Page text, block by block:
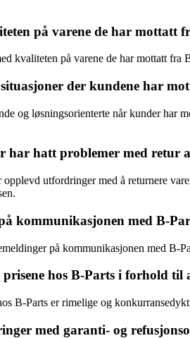
på varene de har mottatt
kvaliteten på varene de har mottatt
der kundene har
og løsningsorienterte når kunder har
hatt problemer med retur
utfordringer med å returnere
kommunikasjonen med B-
på kommunikasjonen med B-
hos B-Parts i forhold til
B-Parts er rimelige og
med garanti- og